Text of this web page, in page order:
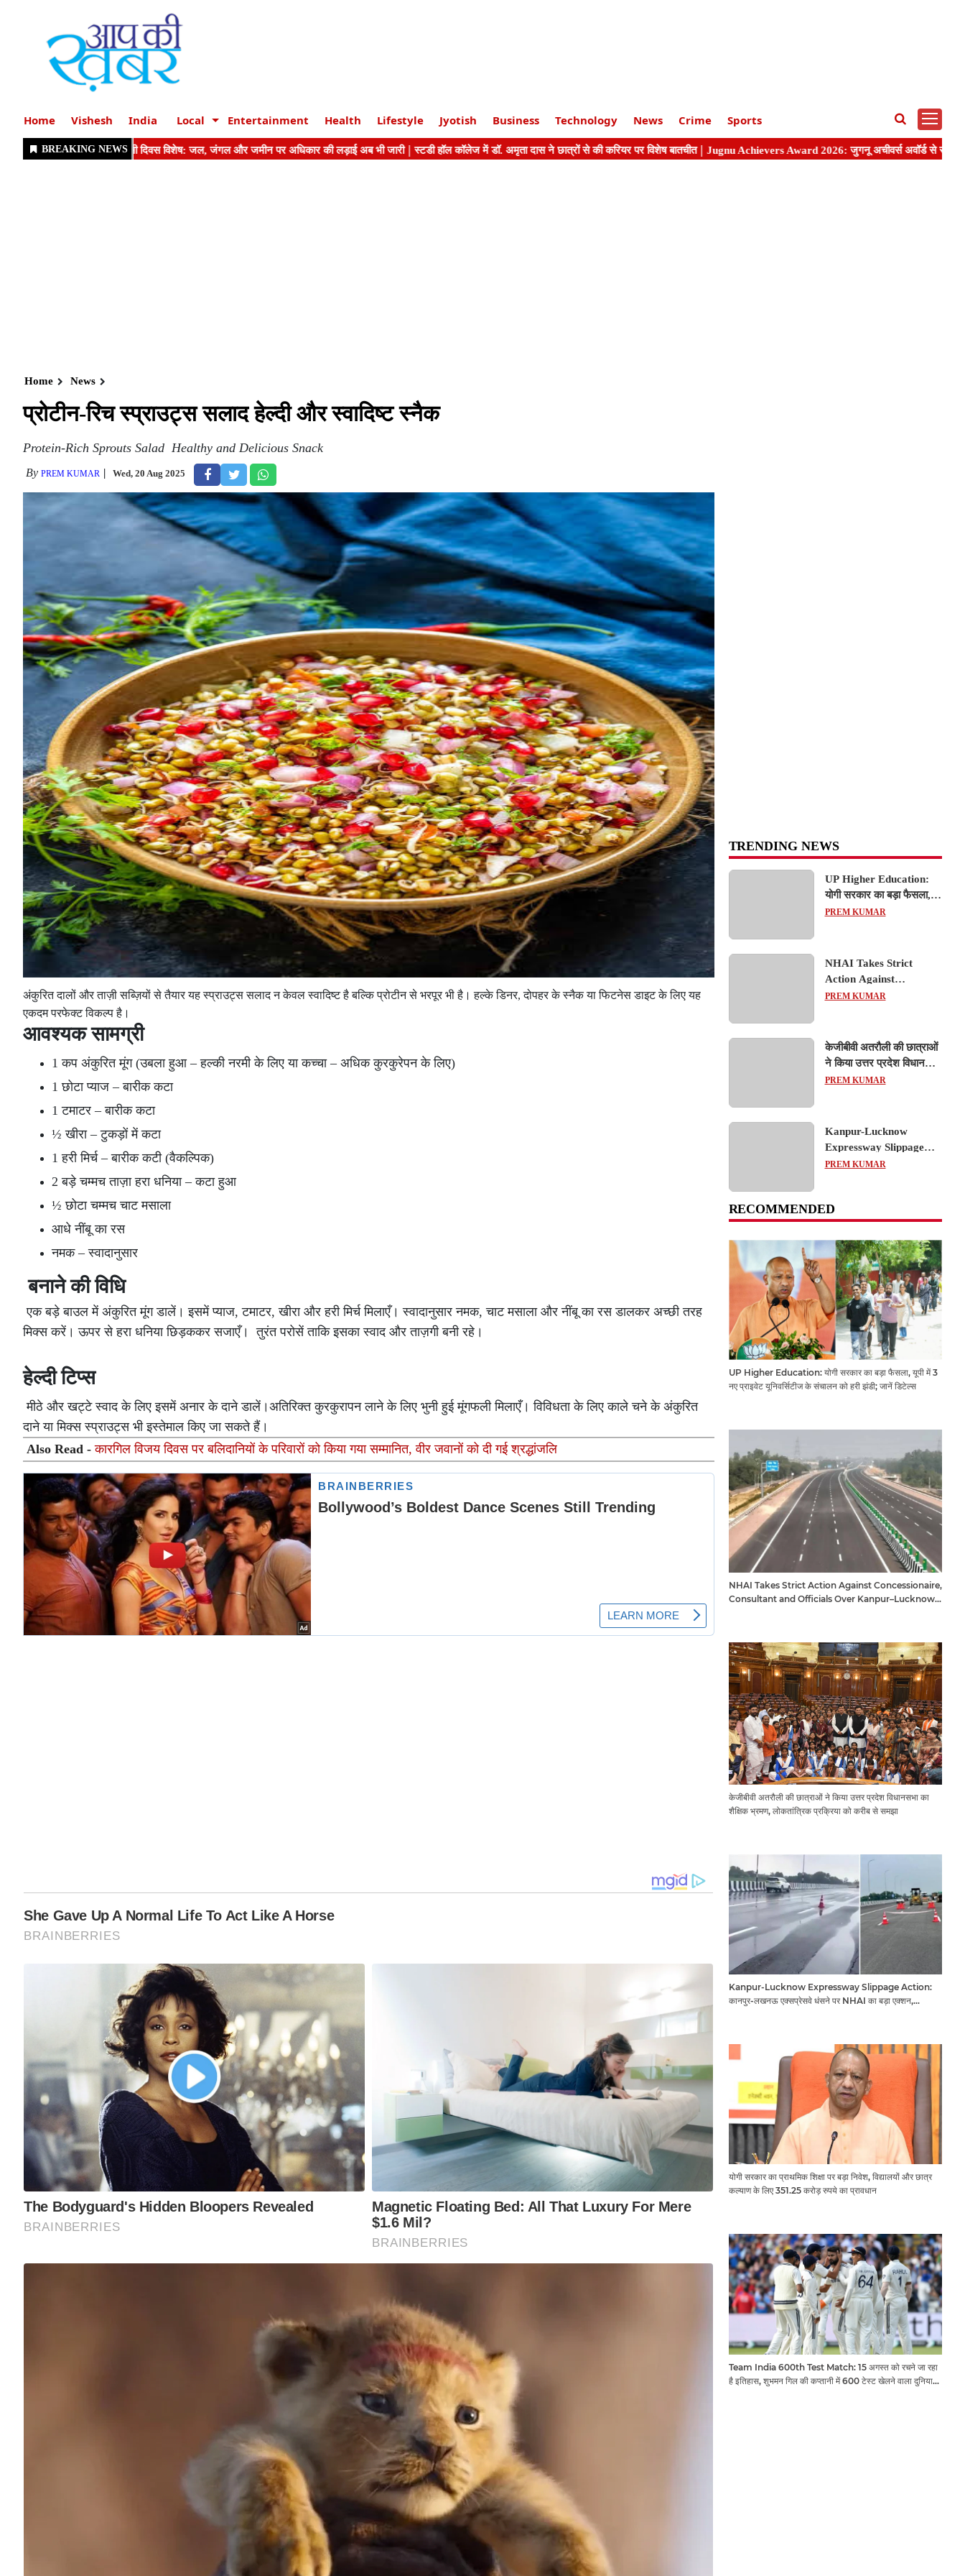
Home Vishesh India Local Entertainment Health Lifestyle Jyotish Business Technology News Crime Sports
Home News
प्रोटीन-रिच स्प्राउट्स सलाद हेल्दी और स्वादिष्ट स्नैक
Protein-Rich Sprouts Salad Healthy and Delicious Snack
By PREM KUMAR Wed, 20 Aug 2025
अंकुरित दालों और ताज़ी सब्ज़ियों से तैयार यह स्प्राउट्स सलाद न केवल स्वादिष्ट है बल्कि प्रोटीन से भरपूर भी है। हल्के डिनर, दोपहर के स्नैक या फिटनेस डाइट के लिए यह
एकदम परफेक्ट विकल्प है।
आवश्यक सामग्री
1 कप अंकुरित मूंग (उबला हुआ – हल्की नरमी के लिए या कच्चा – अधिक कुरकुरेपन के लिए)
1 छोटा प्याज – बारीक कटा
1 टमाटर – बारीक कटा
½ खीरा – टुकड़ों में कटा
1 हरी मिर्च – बारीक कटी (वैकल्पिक)
2 बड़े चम्मच ताज़ा हरा धनिया – कटा हुआ
½ छोटा चम्मच चाट मसाला
आधे नींबू का रस
नमक – स्वादानुसार
बनाने की विधि
एक बड़े बाउल में अंकुरित मूंग डालें। इसमें प्याज, टमाटर, खीरा और हरी मिर्च मिलाएँ। स्वादानुसार नमक, चाट मसाला और नींबू का रस डालकर अच्छी तरह
मिक्स करें। ऊपर से हरा धनिया छिड़ककर सजाएँ। तुरंत परोसें ताकि इसका स्वाद और ताज़गी बनी रहे।
हेल्दी टिप्स
मीठे और खट्टे स्वाद के लिए इसमें अनार के दाने डालें।अतिरिक्त कुरकुरापन लाने के लिए भुनी हुई मूंगफली मिलाएँ। विविधता के लिए काले चने के अंकुरित
दाने या मिक्स स्प्राउट्स भी इस्तेमाल किए जा सकते हैं।
Also Read -कारगिल विजय दिवस पर बलिदानियों के परिवारों को किया गया सम्मानित, वीर जवानों को दी गई श्रद्धांजलि
TRENDING NEWS
UP Higher Education:
योगी सरकार का बड़ा फैसला,
यूपी में 3 नए प्राइवेट
PREM KUMAR
NHAI Takes Strict
Action Against
Concessionaire,
Expressway Issues
PREM KUMAR
केजीबीवी अतरौली की छात्राओं
ने किया उत्तर प्रदेश विधानसभा
का शैक्षिक भ्रमण, लोकतांत्रिक
PREM KUMAR
Kanpur-Lucknow
Expressway Slippage
Action: कानपुर-लखनऊ
और कंपनियों पर गिरी गाज,
PREM KUMAR
RECOMMENDED
UP Higher Education: योगी सरकार का बड़ा फैसला, यूपी में 3
नए प्राइवेट यूनिवर्सिटीज के संचालन को हरी झंडी; जानें डिटेल्स
NHAI Takes Strict Action Against Concessionaire,
Consultant and Officials Over Kanpur–Lucknow
केजीबीवी अतरौली की छात्राओं ने किया उत्तर प्रदेश विधानसभा का
शैक्षिक भ्रमण, लोकतांत्रिक प्रक्रिया को करीब से समझा
Kanpur-Lucknow Expressway Slippage Action:
कानपुर-लखनऊ एक्सप्रेसवे धंसने पर NHAI का बड़ा एक्शन,
योगी सरकार का प्राथमिक शिक्षा पर बड़ा निवेश, विद्यालयों और छात्र
कल्याण के लिए 351.25 करोड़ रुपये का प्रावधान
Team India 600th Test Match: 15 अगस्त को रचने जा रहा
है इतिहास, शुभमन गिल की कप्तानी में 600 टेस्ट खेलने वाला दुनिया